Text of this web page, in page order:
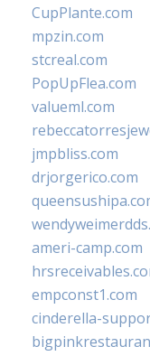
CupPlante.com
mpzin.com
stcreal.com
PopUpFlea.com
valueml.com
jmpbliss.com
drjorgerico.com
ameri-camp.com
empconst1.com
cinderella-